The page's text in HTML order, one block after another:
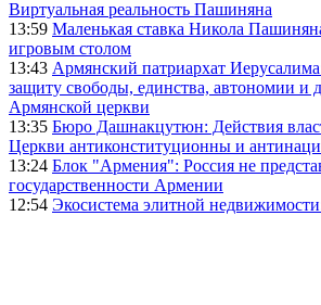
Виртуальная реальность Пашиняна
13:59 Маленькая ставка Никола
игровым столом
13:43 Армянский патриархат
защиту свободы, единства, автономии и
Армянской церкви
13:35 Бюро Дашнакцутюн: Действия
Церкви антиконституционны и
13:24 Блок "Армения": Россия не
государственности Армении
12:54 Экосистема элитной